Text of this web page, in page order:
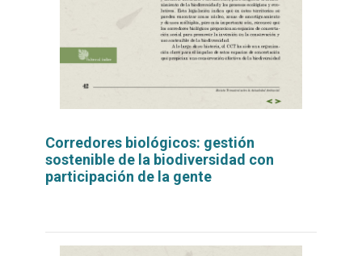
Corredores biológicos: gestión
sostenible de la biodiversidad con
participación de la gente